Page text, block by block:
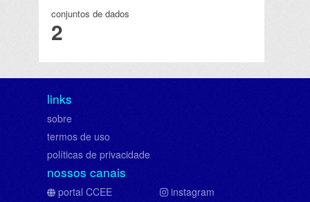
conjuntos de dados
2
links
sobre
termos de uso
políticas de privacidade
nossos canais
portal CCEE instagram